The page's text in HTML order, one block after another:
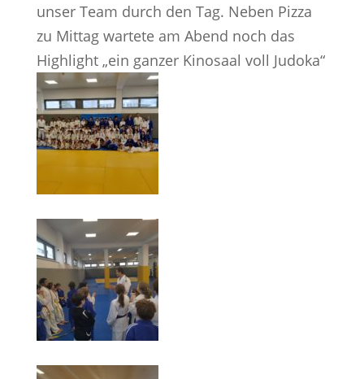
unser Team durch den Tag. Neben Pizza
zu Mittag wartete am Abend noch das
Highlight „ein ganzer Kinosaal voll Judoka“